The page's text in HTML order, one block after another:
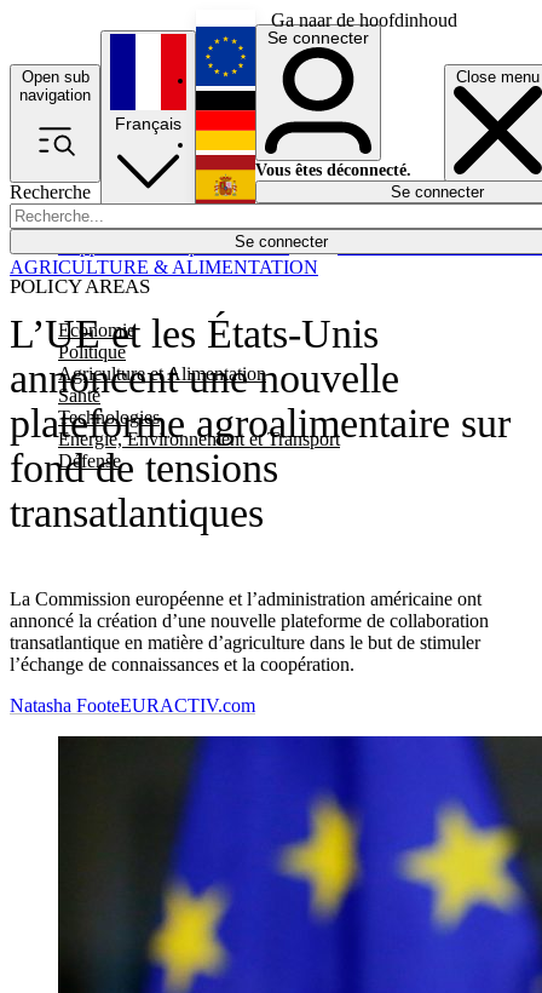
Ga naar de hoofdinhoud
Open sub
navigation
Close menu
Recherche
Se connecter
POLICY AREAS
Economie
Politique
Agriculture et Alimentation
Santé
Technologies
Energie, Environnement et Transport
Défense
Économie
Français
English
Deutsch
Español
Se connecter
Vous êtes déconnecté.
Se connecter
L’UE et les États-Unis
annoncent une nouvelle
plateforme agroalimentaire sur
fond de tensions
transatlantiques
La Commission européenne et l’administration américaine ont
annoncé la création d’une nouvelle plateforme de collaboration
transatlantique en matière d’agriculture dans le but de stimuler
l’échange de connaissances et la coopération.
AGRICULTURE & ALIMENTATION
Natasha FooteEURACTIV.com